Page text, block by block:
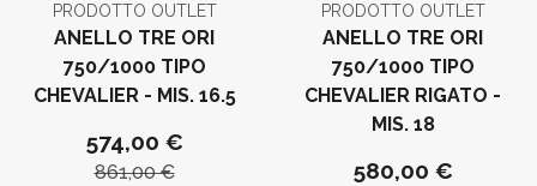
PRODOTTO OUTLET
ANELLO TRE ORI
750/1000 TIPO
CHEVALIER - MIS. 16.5
574,00 €
861,00 €
PRODOTTO OUTLET
ANELLO TRE ORI
750/1000 TIPO
CHEVALIER RIGATO -
MIS. 18
580,00 €